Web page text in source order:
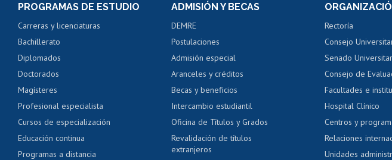
Servicio médico y dental
Pago de arancel y crédito alumnos
Pago de arancel y crédito exalumnos
Certificado de títulos y grados
Mi Uchile Ayuda tecnológica Tarjeta
PROGRAMAS DE ESTUDIO
Carreras y licenciaturas
Bachillerato
Diplomados
Doctorados
Magísteres
Profesional especialista
Cursos de especialización
Educación continua
Programas a distancia
ADMISIÓN Y BECAS
DEMRE
Postulaciones
Admisión especial
Aranceles y créditos
Becas y beneficios
Intercambio estudiantil
Oficina de Títulos y Grados
Revalidación de títulos
extranjeros
Rectoría
Consejo
Senado
Consejo de
Facultades e
Hospital Clínico
Centros y
Relaciones
Unidades